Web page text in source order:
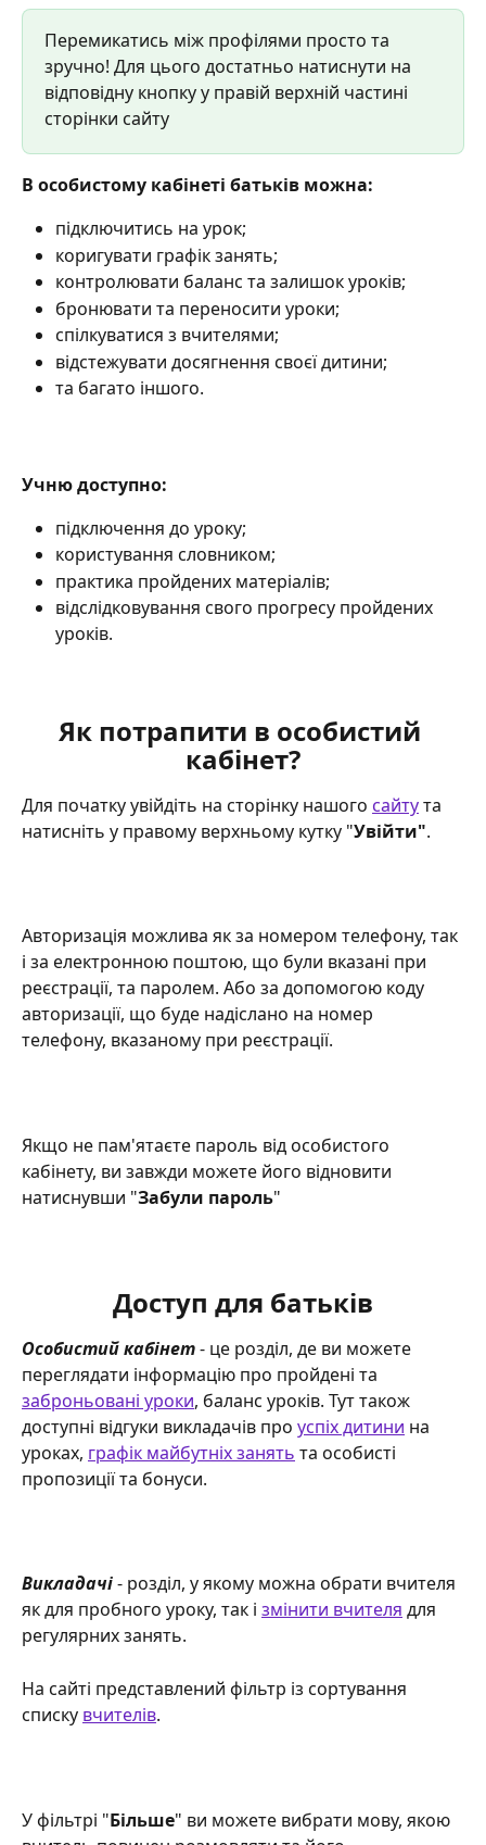
Перемикатись між профілями просто та
зручно! Для цього достатньо натиснути на
відповідну кнопку у правій верхній частині
сторінки сайту
В особистому кабінеті батьків можна:
підключитись на урок;
коригувати графік занять;
контролювати баланс та залишок уроків;
бронювати та переносити уроки;
спілкуватися з вчителями;
відстежувати досягнення своєї дитини;
та багато іншого.
Учню доступно:
підключення до уроку;
користування словником;
практика пройдених матеріалів;
відслідковування свого прогресу пройдених
уроків.
Як потрапити в особистий
кабінет?
Для початку увійдіть на сторінку нашого сайту та
натисніть у правому верхньому кутку "Увійти".
Авторизація можлива як за номером телефону, так
і за електронною поштою, що були вказані при
реєстрації, та паролем. Або за допомогою коду
авторизації, що буде надіслано на номер
телефону, вказаному при реєстрації.
Якщо не пам'ятаєте пароль від особистого
кабінету, ви завжди можете його відновити
натиснувши "Забули пароль"
Доступ для батьків
Особистий кабінет - це розділ, де ви можете
переглядати інформацію про пройдені та
заброньовані уроки, баланс уроків. Тут також
доступні відгуки викладачів про успіх дитини на
уроках, графік майбутніх занять та особисті
пропозиції та бонуси.
Викладачі - розділ, у якому можна обрати вчителя
як для пробного уроку, так і змінити вчителя для
регулярних занять.
На сайті представлений фільтр із сортування
списку вчителів.
У фільтрі "Більше" ви можете вибрати мову, якою